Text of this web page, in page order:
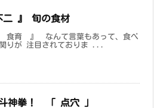
二 』 旬の食材
育 』 なんて言葉もあって、食べ
りが 注目されておりま ...
神拳！ 「 点穴 」